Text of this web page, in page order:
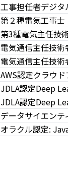
工事担任者デジタ
第２種電気工事士
第3種電気主任技
電気通信主任技術
電気通信主任技術
AWS認定クラウ
JDLA認定Deep
JDLA認定Deep
データサイエン
オラクル認定: